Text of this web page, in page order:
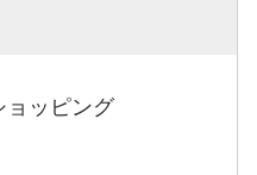
ョッピング